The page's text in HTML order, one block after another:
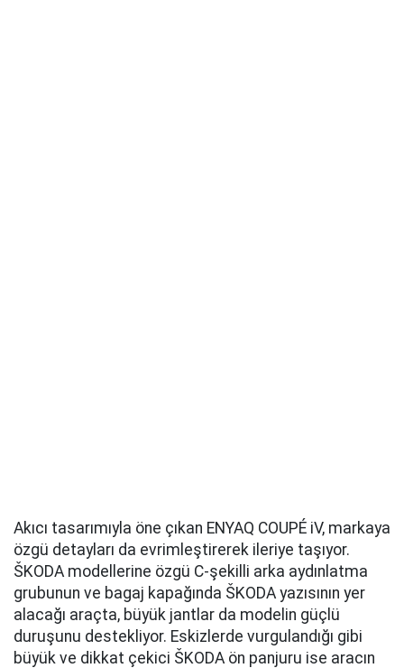
Akıcı tasarımıyla öne çıkan ENYAQ COUPÉ iV, markaya
özgü detayları da evrimleştirerek ileriye taşıyor.
ŠKODA modellerine özgü C-şekilli arka aydınlatma
grubunun ve bagaj kapağında ŠKODA yazısının yer
alacağı araçta, büyük jantlar da modelin güçlü
duruşunu destekliyor. Eskizlerde vurgulandığı gibi
büyük ve dikkat çekici ŠKODA ön panjuru ise aracın